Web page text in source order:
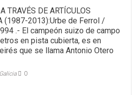
TRAVÉS DE ARTÍCULOS
(1987-2013):Urbe de Ferrol /
.- El campeón suizo de campo
en pista cubierta, es en
que se llama Antonio Otero
0